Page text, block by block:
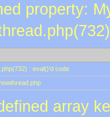
property:
: eval()'d code
array